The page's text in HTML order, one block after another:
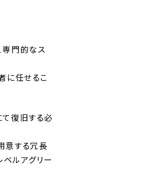
専門的なス
に任せるこ
復旧する必
意する冗長
ルアグリー